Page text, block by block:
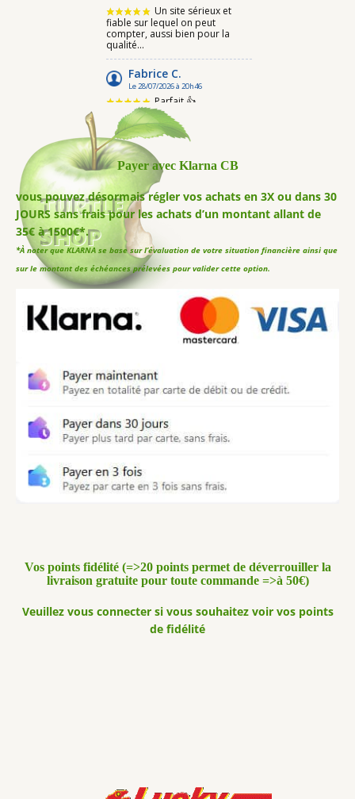
Payer avec Klarna CB
vous pouvez désormais régler vos achats en 3X ou dans 30
JOURS sans frais pour les achats d’un montant allant de
35€ à 1500€*.
*À noter que KLARNA se base sur l’évaluation de votre situation financière ainsi que
sur le montant des échéances prélevées pour valider cette option.
Vos points fidélité (=>20 points permet de déverrouiller la
livraison gratuite pour toute commande =>à 50€)
Veuillez vous connecter si vous souhaitez voir vos points
de fidélité